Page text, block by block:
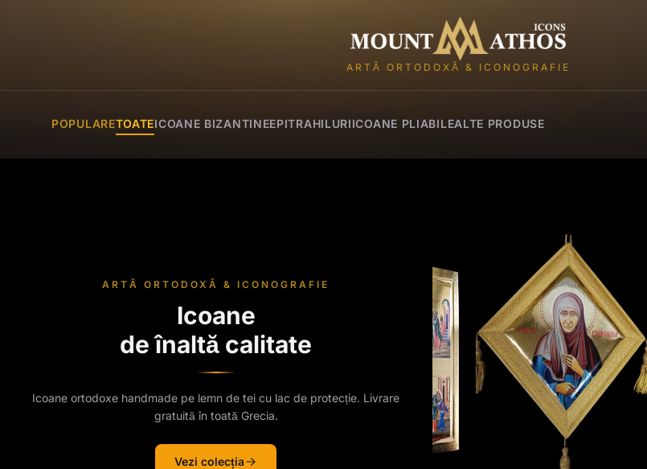
Mount Athos Icons
ARTĂ ORTODOXĂ & ICONOGRAFIE
POPULARETOATEICOANE BIZANTINEEPITRAHILURIICOANE PLIABILEALTE PRODUSE
ARTĂ ORTODOXĂ & ICONOGRAFIE
Icoane
de înaltă calitate
Icoane ortodoxe handmade pe lemn de tei cu lac de protecție. Livrare
gratuită în toată Grecia.
Vezi colecția